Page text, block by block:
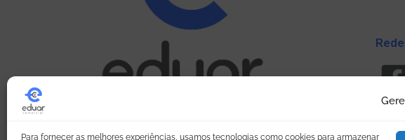
Para fornecer as melhores experiências, usamos tecnologias como cookies para armazenar